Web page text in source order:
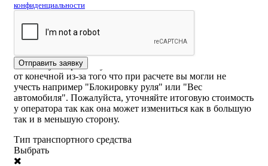
конфиденциальности
Отправить заявку
Калькулятор расчёта стоимости
эвакуатора кувшиново
ВНИМАНИЕ! Стоимость рассчитанная самостоятельно
на калькуляторе или указанная на сайте может отличаться
от конечной из-за того что при расчете вы могли не
учесть например "Блокировку руля" или "Вес
автомобиля". Пожалуйста, уточняйте итоговую стоимость
у оператора так как она может измениться как в большую
так и в меньшую сторону.
Тип транспортного средства
Выбрать